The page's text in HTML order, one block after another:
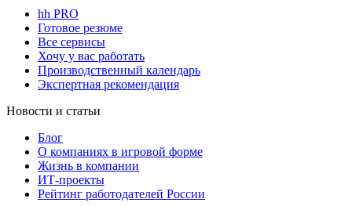
hh PRO
Готовое резюме
Все сервисы
Хочу у вас работать
Производственный календарь
Экспертная рекомендация
Новости и статьи
Блог
О компаниях в игровой форме
Жизнь в компании
ИТ-проекты
Рейтинг работодателей России